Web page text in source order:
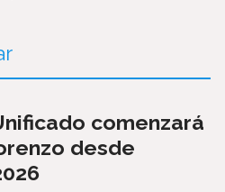
comenzará
desde